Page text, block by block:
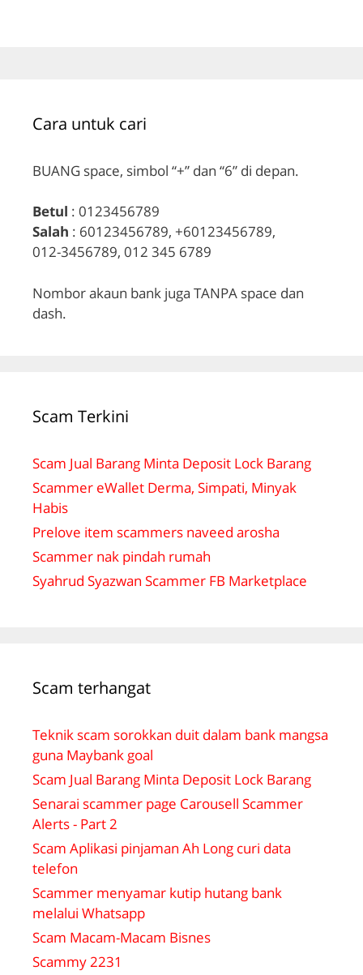
Cara untuk cari
BUANG space, simbol “+” dan “6” di depan.
Betul : 0123456789
Salah : 60123456789, +60123456789,
012-3456789, 012 345 6789
Nombor akaun bank juga TANPA space dan
dash.
Scam Terkini
Scam Jual Barang Minta Deposit Lock Barang
Scammer eWallet Derma, Simpati, Minyak
Habis
Prelove item scammers naveed arosha
Scammer nak pindah rumah
Syahrud Syazwan Scammer FB Marketplace
Scam terhangat
Teknik scam sorokkan duit dalam bank mangsa
guna Maybank goal
Scam Jual Barang Minta Deposit Lock Barang
Senarai scammer page Carousell Scammer
Alerts - Part 2
Scam Aplikasi pinjaman Ah Long curi data
telefon
Scammer menyamar kutip hutang bank
melalui Whatsapp
Scam Macam-Macam Bisnes
Scammy 2231